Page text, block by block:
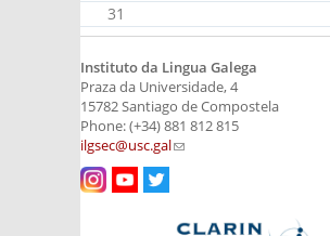
31
Instituto da Lingua Galega
Praza da Universidade, 4
15782 Santiago de Compostela
Phone: (+34) 881 812 815
ilgsec@usc.gal(link sends e-mail)